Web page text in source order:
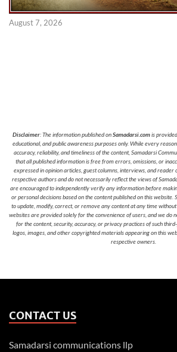
August 7, 2026
Disclaimer: The information published onSamadarsi.comis
educational, and public awareness purposes only. While every
accuracy, reliability, and timeliness of the content, Samadarsi
that all published information is free from errors, omissions, or
expressed in opinion articles, guest columns, interviews, and reader
respective authors and do not necessarily reflect the views of
are encouraged to independently verify any information before
or personal decisions based on the content published on this
to update, modify, correct, or remove any content at any time
websites are provided solely for the convenience of users, and we do
for the content, security, accuracy, or privacy practices of such
logos, images, and other copyrighted materials appearing on this
respective owners.
CONTACT US
Samadarsi communications llp